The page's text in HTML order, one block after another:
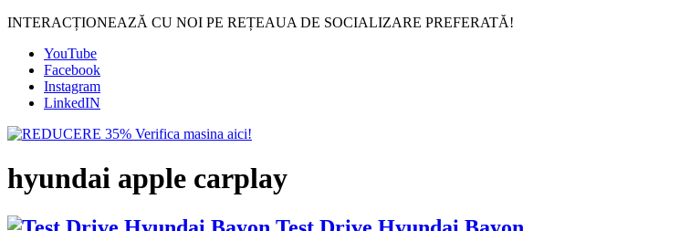
INTERACȚIONEAZĂ CU NOI PE REȚEAUA DE SOCIALIZARE PREFERATĂ!
YouTube
Facebook
Instagram
LinkedIN
hyundai apple carplay